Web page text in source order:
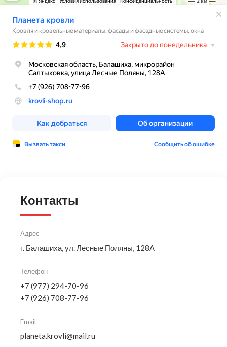
Контакты
Адрес
г. Балашиха, ул. Лесные Поляны, 128А
Телефон
+7 (977) 294-70-96
+7 (926) 708-77-96
Email
planeta.krovli@mail.ru